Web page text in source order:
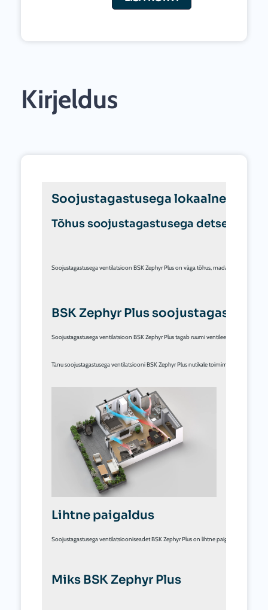
Kirjeldus
Soojustagastusega lokaalne
Tõhus soojustagastusega
Soojustagastusega ventilatsioon BSK Zephyr Plus on väga tõhus, madala
BSK Zephyr Plus
Soojustagastusega ventilatsioon BSK Zephyr Plus tagab ruumi ventileerimise iga 70
Tänu soojustagastusega ventilatsiooni BSK Zephyr Plus nutikale toimimisele suudab
Lihtne paigaldus
Soojustagastusega ventilatsiooniseadet BSK Zephyr Plus on lihtne paigaldada.
Miks BSK Zephyr Plus